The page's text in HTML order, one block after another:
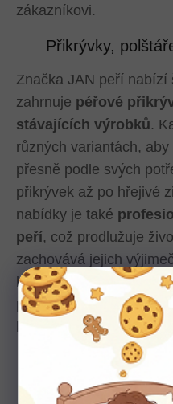
zákazníkovi.
Přikrývky,
Značka JAN peří nabízí
zahrnuje péřové
stávajících výrobků.
různých variantách,
přesně podle svých
přikrývek až po hřejivé
nabídky je také
peří, což prodlužuje
zachovává jejich
komplexní nabídce se
partnerem pro všechny,
kvalitního spánku.
Co JAN